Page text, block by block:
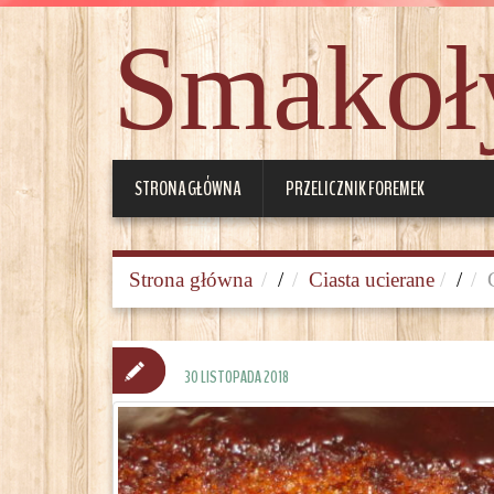
STRONA GŁÓWNA PRZELICZNIK FOREMEK
Strona główna / Ciasta ucierane /
30 LISTOPADA 2018